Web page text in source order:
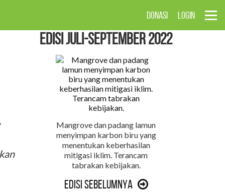
DONASI LOGIN
EDISI Juli-September 2022
Mangrove dan padang lamun
menyimpan karbon biru yang
menentukan keberhasilan
mitigasi iklim. Terancam
tabrakan kebijakan.
Edisi Sebelumnya